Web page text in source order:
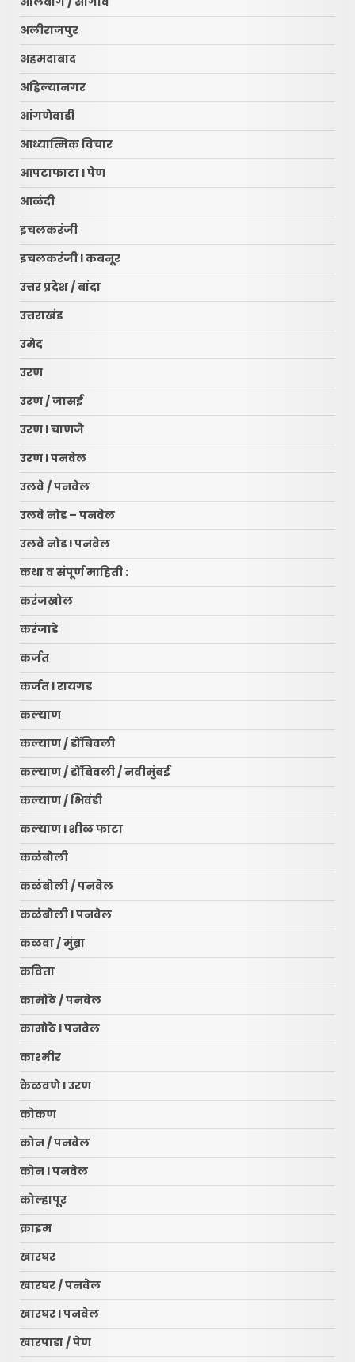
अलीराजपुर
अहमदाबाद
अहिल्यानगर
आंगणेवाडी
आध्यात्मिक विचार
आपटाफाटा l पेण
आळंदी
इचलकरंजी
इचलकरंजी l कबनूर
उत्तर प्रदेश / बांदा
उत्तराखंड
उमेद
उरण
उरण / जासई
उरण l चाणजे
उरण l पनवेल
उलवे / पनवेल
उलवे नोड – पनवेल
उलवे नोड l पनवेल
कथा व संपूर्ण माहिती :
करंजखोल
करंजाडे
कर्जत
कर्जत l रायगड
कल्याण
कल्याण / डोंबिवली
कल्याण / डोंबिवली / नवीमुंबई
कल्याण / भिवंडी
कल्याण l शीळ फाटा
कळंबोली
कळंबोली / पनवेल
कळंबोली l पनवेल
कळवा / मुंब्रा
कविता
कामोठे / पनवेल
कामोठे l पनवेल
काश्मीर
केळवणे l उरण
कोकण
कोन / पनवेल
कोन l पनवेल
कोल्हापूर
क्राइम
खारघर
खारघर / पनवेल
खारघर l पनवेल
खारपाडा / पेण